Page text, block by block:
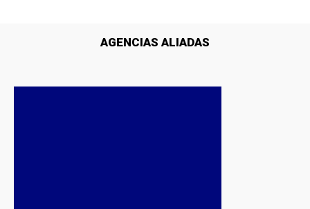
AGENCIAS ALIADAS